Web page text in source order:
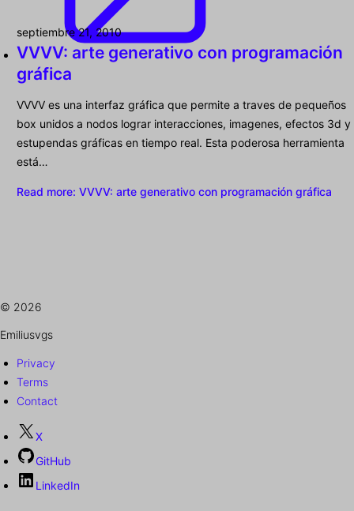
septiembre 21, 2010
VVVV: arte generativo con programación
gráfica
VVVV es una interfaz gráfica que permite a traves de pequeños
box unidos a nodos lograr interacciones, imagenes, efectos 3d y
estupendas gráficas en tiempo real. Esta poderosa herramienta
está…
Read more: VVVV: arte generativo con programación gráfica
© 2026
Emiliusvgs
Privacy
Terms
Contact
X
GitHub
LinkedIn